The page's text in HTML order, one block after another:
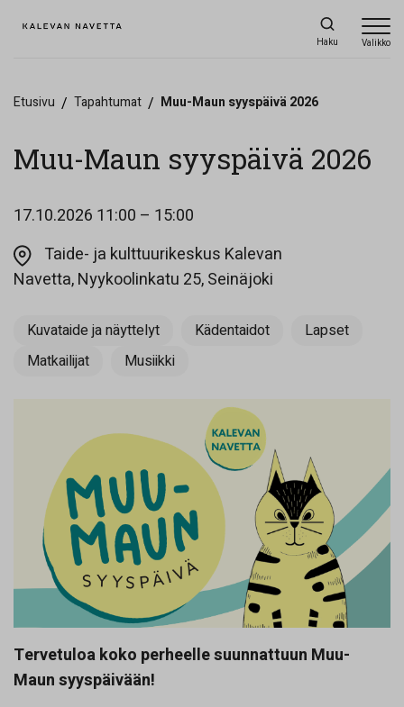
Haku Valikko
Etusivu / Tapahtumat / Muu-Maun syyspäivä 2026
Muu-Maun syyspäivä 2026
17.10.2026 11:00 – 15:00
Taide- ja kulttuurikeskus Kalevan
Navetta, Nyykoolinkatu 25, Seinäjoki
Kuvataide ja näyttelyt Kädentaidot
Lapset
Matkailijat
Musiikki
Tervetuloa koko perheelle suunnattuun Muu-
Maun syyspäivään!